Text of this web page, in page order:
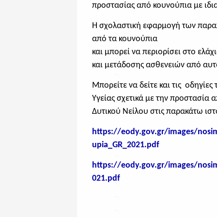
προστασίας από κουνούπια με
Η σχολαστική εφαρμογή των
από τα κουνούπια
και μπορεί να περιορίσει στο
και μετάδοσης ασθενειών από
Μπορείτε να δείτε και τις
Υγείας σχετικά με την προστασία
Δυτικού Νείλου στις παρακάτω
https://eody.gov.gr/images/
upia_GR_2021.pdf
https://eody.gov.gr/images/
021.pdf